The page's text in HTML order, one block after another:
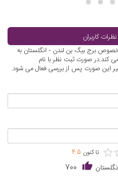
نظرات کاربران
خصوص برج بیگ بن لندن - انگلستان به
کند.در صورت ثبت نظر با نام
این صورت پس از بررسی فعال می شود.
★
★ تا کنون 4.5
700